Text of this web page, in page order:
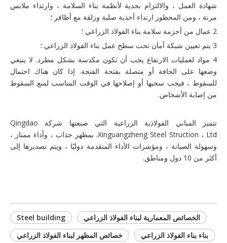
شهادة العمل ، والالتزام بجدية لأنظمة بناء السلامة ، وارتداء ملابس
مرنة ، ومن المحظور ارتداء أحذية صلبة وزلقة مع أظافر ؛
2 عمال من أحزمة سلامة بناء الفولاذ الزراعي ؛
3 يتم تعيين شبكة أمان تحت سطح عمل بناء الفولاذ الزراعي ؛
4 مواد لعمليات الارتفاع يجب أن تكون مكدسة بشكل مطرد. لا ينبغي
وضعها على الحافة أو متصلة بفتحة الفتحة. إذا كان هناك احتمال
للسقوط ، فيجب سحبها أو إصلاحها في الوقت المناسب لمنع السقوط
من إصابة الأشخاص.
تتميز المباني الفولاذية الزراعية التي صنعتها شركة Qingdao
Xinguangzheng Steel Struction ، Ltd. بمظهر جذاب ، وأداء ممتاز ،
وسهولة الصيانة ، ومؤشرات الأداء المتقدمة دوليًا ، ويتم تصديرها إلى
أكثر من 10 دول ومناطق.
Steel building
الخصائص المعمارية لبناء الفولاذ الزراعي
خصائص المظهر لبناء الفولاذ الزراعي
بناء بناء الفولاذ الزراعي